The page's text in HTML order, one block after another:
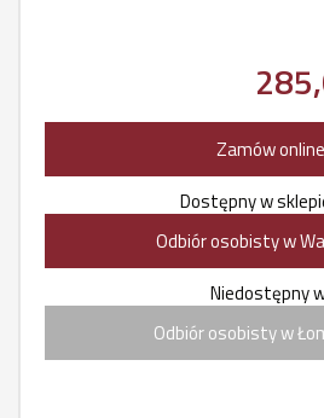
Zamów online
Dostępny w
Odbiór osobisty w
Niedostępny
Odbiór osobisty w